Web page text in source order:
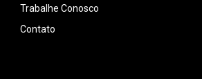
Trabalhe Conosco
Contato